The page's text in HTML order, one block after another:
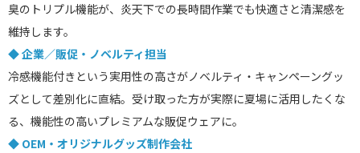
臭のトリプル機能が、炎天下での長時間作業でも快適さと清潔感を
維持します。
◆ 企業／販促・ノベルティ担当
冷感機能付きという実用性の高さがノベルティ・キャンペーングッ
ズとして差別化に直結。受け取った方が実際に夏場に活用したくな
る、機能性の高いプレミアムな販促ウェアに。
◆ OEM・オリジナルグッズ制作会社